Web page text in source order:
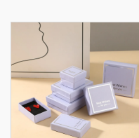
Schubladentresor
geometrischem
Karton für eine
exklusive
Schmuckmarke –
avantgardistische
Identitätsverpackung